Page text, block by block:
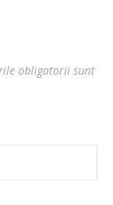
obligatorii sunt